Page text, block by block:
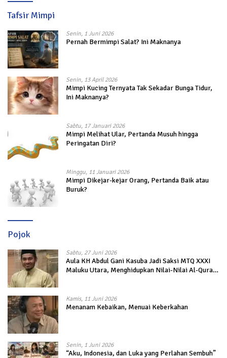
Tafsir Mimpi
Senin, 1 Juni 2026
Pernah Bermimpi Salat? Ini Maknanya
Senin, 13 April 2026
Mimpi Kucing Ternyata Tak Sekadar Bunga Tidur,
Ini Maknanya?
Sabtu, 17 Januari 2026
Mimpi Melihat Ular, Pertanda Musuh hingga
Peringatan Diri?
Minggu, 11 Januari 2026
Mimpi Dikejar-kejar Orang, Pertanda Baik atau
Buruk?
Pojok
Sabtu, 27 Juni 2026
Aula KH Abdul Gani Kasuba Jadi Saksi MTQ XXXI
Maluku Utara, Menghidupkan Nilai-Nilai Al-Quran
Kamis, 11 Juni 2026
Menanam Kebaikan, Menuai Keberkahan
Senin, 1 Juni 2026
“Aku, Indonesia, dan Luka yang Perlahan Sembuh”